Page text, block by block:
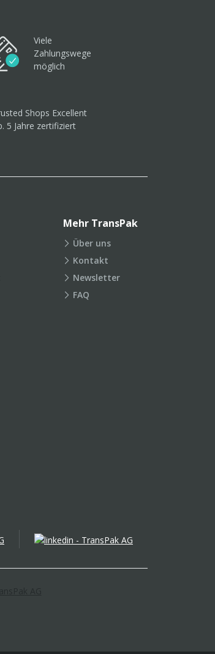
Viele
Zahlungswege
möglich
Mehr TransPak
Über uns
Kontakt
Newsletter
FAQ